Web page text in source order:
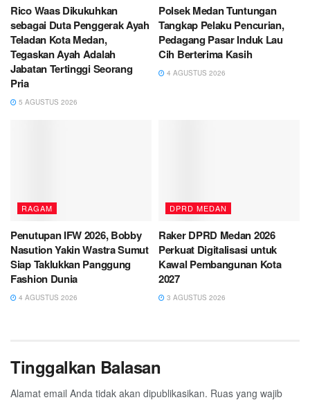
Rico Waas Dikukuhkan
sebagai Duta Penggerak Ayah
Teladan Kota Medan,
Tegaskan Ayah Adalah
Jabatan Tertinggi Seorang
Pria
5 AGUSTUS 2026
Polsek Medan Tuntungan
Tangkap Pelaku Pencurian,
Pedagang Pasar Induk Lau
Cih Berterima Kasih
4 AGUSTUS 2026
RAGAM
Penutupan IFW 2026, Bobby
Nasution Yakin Wastra Sumut
Siap Taklukkan Panggung
Fashion Dunia
4 AGUSTUS 2026
DPRD MEDAN
Raker DPRD Medan 2026
Perkuat Digitalisasi untuk
Kawal Pembangunan Kota
2027
3 AGUSTUS 2026
Tinggalkan Balasan
Alamat email Anda tidak akan dipublikasikan. Ruas yang wajib